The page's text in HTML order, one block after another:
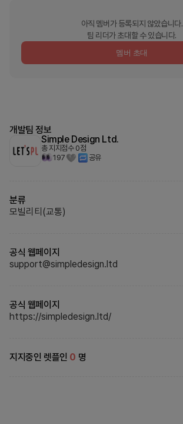
아직 멤버가 등록되지 않았습니다.
팀 리더가 초대할 수 있습니다.
멤버 초대
개발팀 정보
Simple Design Ltd.
총 지지점수 0점
197
공유
분류
모빌리티(교통)
공식 웹페이지
support@simpledesign.ltd
공식 웹페이지
https://simpledesign.ltd/
지지중인 렛플인 0 명